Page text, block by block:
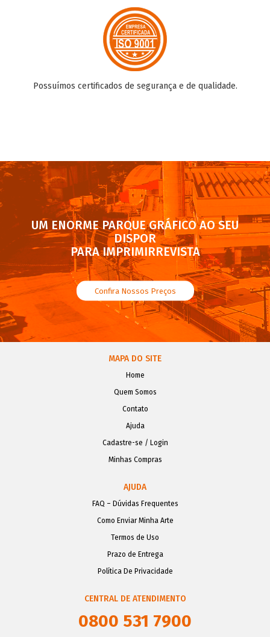
Possuímos certificados de segurança e de qualidade.
UM ENORME PARQUE GRÁFICO AO SEU
DISPOR
PARA IMPRIMIRREVISTA
Confira Nossos Preços
MAPA DO SITE
Home
Quem Somos
Contato
Ajuda
Cadastre-se / Login
Minhas Compras
AJUDA
FAQ – Dúvidas Frequentes
Como Enviar Minha Arte
Termos de Uso
Prazo de Entrega
Política De Privacidade
CENTRAL DE ATENDIMENTO
0800 531 7900